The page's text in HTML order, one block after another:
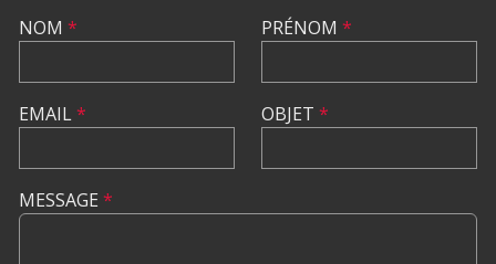
NOM *
EMAIL*
PRÉNOM *
OBJET *
MESSAGE *